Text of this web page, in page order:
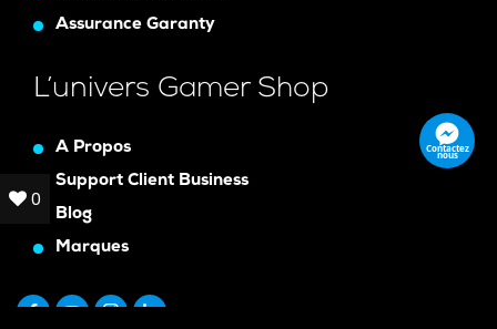
Assurance Garanty
L’univers Gamer Shop
A Propos
Support Client Business
Blog
Marques
Contactez
nous
0
0